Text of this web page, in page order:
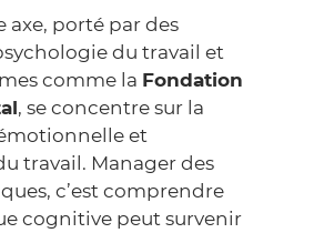
axe, porté par des
du travail et
comme la Fondation
, se concentre sur la
et
travail. Manager des
c’est comprendre
cognitive peut survenir